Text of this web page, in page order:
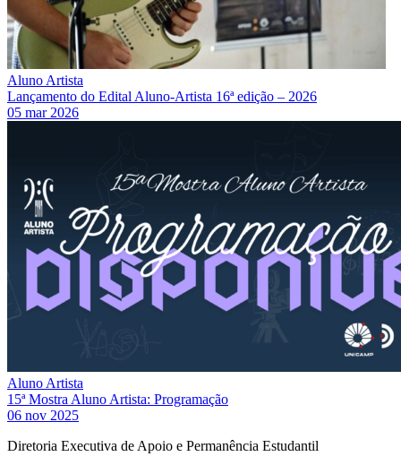
Aluno Artista
Lançamento do Edital Aluno-Artista 16ª edição – 2026
05 mar 2026
Aluno Artista
15ª Mostra Aluno Artista: Programação
06 nov 2025
Diretoria Executiva de Apoio e Permanência Estudantil